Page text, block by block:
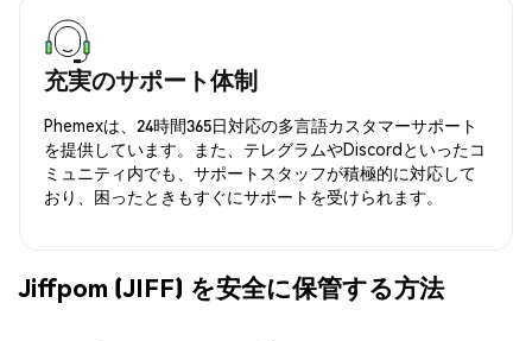
充実のサポート体制
Phemexは、24時間365日対応の多言語カスタマーサポート
を提供しています。また、テレグラムやDiscordといったコ
ミュニティ内でも、サポートスタッフが積極的に対応して
おり、困ったときもすぐにサポートを受けられます。
Jiffpom (JIFF) を安全に保管する方法